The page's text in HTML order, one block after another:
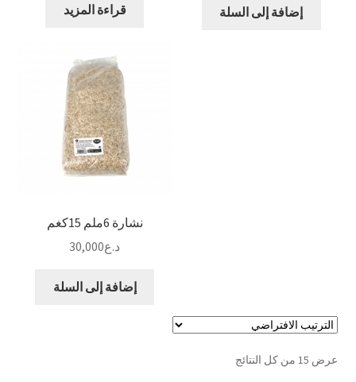
قراءة المزيد إضافة إلى السلة
نشارة 6ملم 15كغم
د.ع30,000
إضافة إلى السلة
عرض ⁦15⁩ من كل النتائج